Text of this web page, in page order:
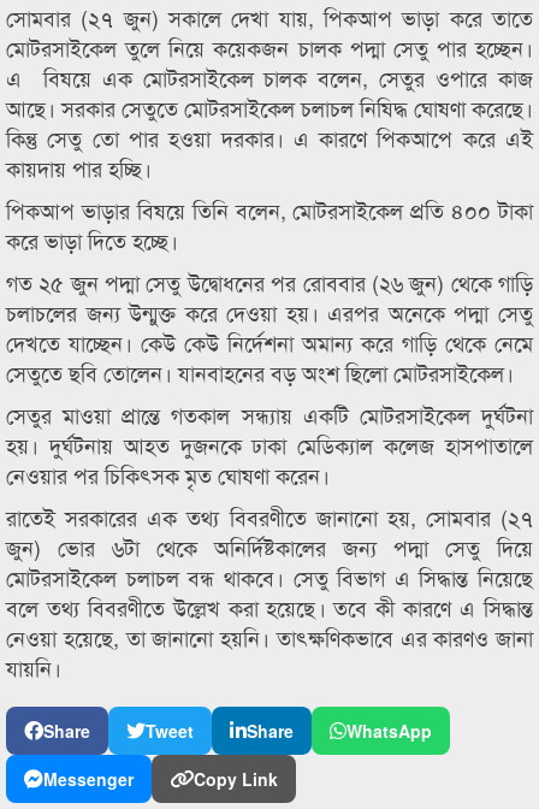
সোমবার (২৭ জুন) সকালে দেখা যায়, পিকআপ ভাড়া করে তাতে
মোটরসাইকেল তুলে নিয়ে কয়েকজন চালক পদ্মা সেতু পার হচ্ছেন।
এ বিষয়ে এক মোটরসাইকেল চালক বলেন, সেতুর ওপারে কাজ
আছে। সরকার সেতুতে মোটরসাইকেল চলাচল নিষিদ্ধ ঘোষণা করেছে।
কিন্তু সেতু তো পার হওয়া দরকার। এ কারণে পিকআপে করে এই
কায়দায় পার হচ্ছি।
পিকআপ ভাড়ার বিষয়ে তিনি বলেন, মোটরসাইকেল প্রতি ৪০০ টাকা
করে ভাড়া দিতে হচ্ছে।
গত ২৫ জুন পদ্মা সেতু উদ্বোধনের পর রোববার (২৬ জুন) থেকে গাড়ি
চলাচলের জন্য উন্মুক্ত করে দেওয়া হয়। এরপর অনেকে পদ্মা সেতু
দেখতে যাচ্ছেন। কেউ কেউ নির্দেশনা অমান্য করে গাড়ি থেকে নেমে
সেতুতে ছবি তোলেন। যানবাহনের বড় অংশ ছিলো মোটরসাইকেল।
সেতুর মাওয়া প্রান্তে গতকাল সন্ধ্যায় একটি মোটরসাইকেল দুর্ঘটনা
হয়। দুর্ঘটনায় আহত দুজনকে ঢাকা মেডিক্যাল কলেজ হাসপাতালে
নেওয়ার পর চিকিৎসক মৃত ঘোষণা করেন।
রাতেই সরকারের এক তথ্য বিবরণীতে জানানো হয়, সোমবার (২৭
জুন) ভোর ৬টা থেকে অনির্দিষ্টকালের জন্য পদ্মা সেতু দিয়ে
মোটরসাইকেল চলাচল বন্ধ থাকবে। সেতু বিভাগ এ সিদ্ধান্ত নিয়েছে
বলে তথ্য বিবরণীতে উল্লেখ করা হয়েছে। তবে কী কারণে এ সিদ্ধান্ত
নেওয়া হয়েছে, তা জানানো হয়নি। তাৎক্ষণিকভাবে এর কারণও জানা
যায়নি।
Share Tweet Share
WhatsApp
Messenger
Copy Link